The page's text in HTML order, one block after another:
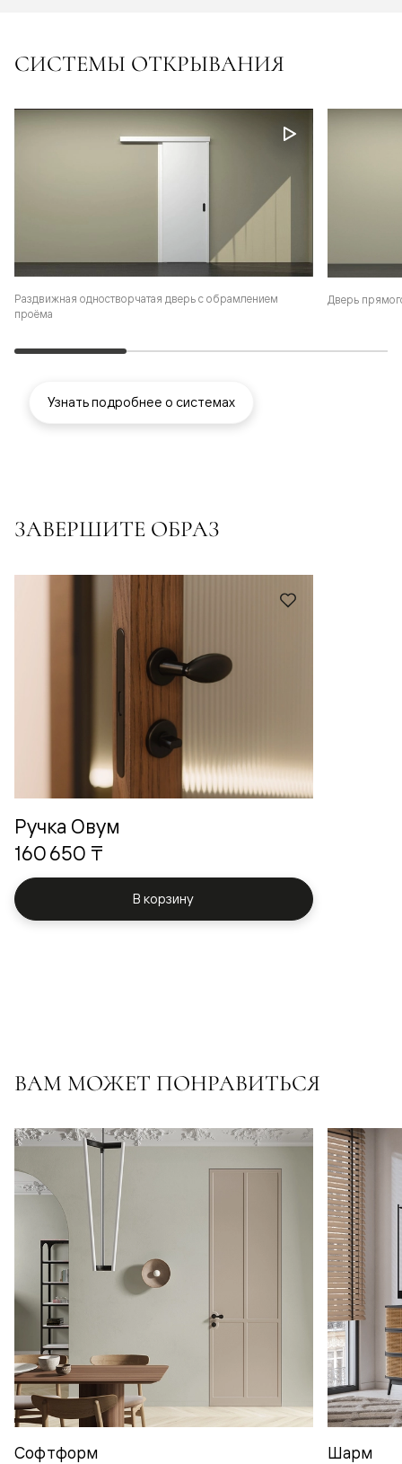
СИСТЕМЫ ОТКРЫВАНИЯ
Раздвижная одностворчатая дверь с обрамлением
проёма
Дверь
Узнать подробнее о системах
ЗАВЕРШИТЕ ОБРАЗ
Ручка Овум
160 650 ₸
В корзину
ВАМ МОЖЕТ ПОНРАВИТЬСЯ
Софтформ Шарм